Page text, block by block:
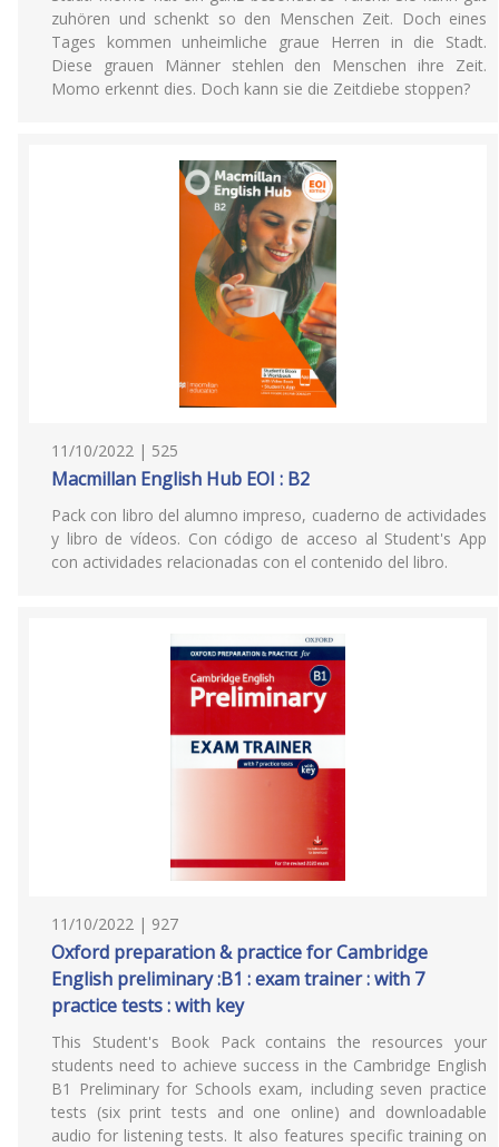
zuhören und schenkt so den Menschen Zeit. Doch eines
Tages kommen unheimliche graue Herren in die Stadt.
Diese grauen Männer stehlen den Menschen ihre Zeit.
Momo erkennt dies. Doch kann sie die Zeitdiebe stoppen?
11/10/2022 | 525
Macmillan English Hub EOI : B2
Pack con libro del alumno impreso, cuaderno de actividades
y libro de vídeos. Con código de acceso al Student's App
con actividades relacionadas con el contenido del libro.
11/10/2022 | 927
Oxford preparation & practice for Cambridge
English preliminary :B1 : exam trainer : with 7
practice tests : with key
This Student's Book Pack contains the resources your
students need to achieve success in the Cambridge English
B1 Preliminary for Schools exam, including seven practice
tests (six print tests and one online) and downloadable
audio for listening tests. It also features specific training on